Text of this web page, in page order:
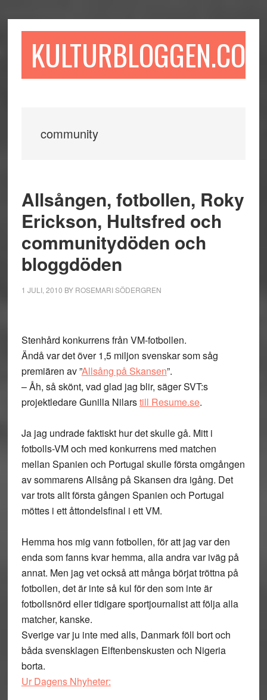
till
till
sidofältet
till
KULTURBLOGGEN.COM
community
Allsången, fotbollen, Roky
Erickson, Hultsfred och
communitydöden och
bloggdöden
1 JULI, 2010 BY ROSEMARI SÖDERGREN
Stenhård konkurrens från VM-fotbollen.
Ändå var det över 1,5 miljon svenskar som såg
premiären av ”Allsång på Skansen”.
– Åh, så skönt, vad glad jag blir, säger SVT:s
projektledare Gunilla Nilarstill Resume.se.
Ja jag undrade faktiskt hur det skulle gå. Mitt i
fotbolls-VM och med konkurrens med matchen
mellan Spanien och Portugal skulle första omgången
av sommarens Allsång på Skansen dra igång. Det
var trots allt första gången Spanien och Portugal
möttes i ett åttondelsfinal i ett VM.
Hemma hos mig vann fotbollen, för att jag var den
enda som fanns kvar hemma, alla andra var iväg på
annat. Men jag vet också att många börjat tröttna på
fotbollen, det är inte så kul för den som inte är
fotbollsnörd eller tidigare sportjournalist att följa alla
matcher, kanske.
Sverige var ju inte med alls, Danmark föll bort och
båda svensklagen Elftenbenskusten och Nigeria
borta.
Ur Dagens Nhyheter: